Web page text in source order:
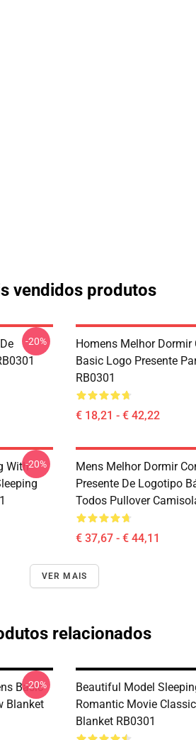
vendidos produtos
-20%
Homens Melhor Dormir
Basic Logo Presente
RB0301
€ 18,21 - € 42,22
With-20%
Mens Melhor Dormir
Presente De Logotipo
Todos Pullover
€ 37,67 - € 44,11
VER MAIS
relacionados
Basic
Blanket
-20%
Beautiful Model
Romantic Movie
Blanket RB0301